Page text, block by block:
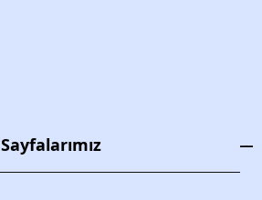
Sayfalarımız